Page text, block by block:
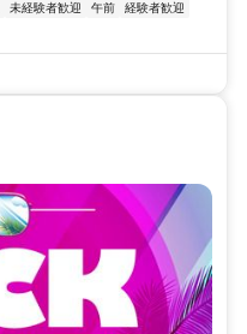
未経験者歓迎 午前
経験者歓迎